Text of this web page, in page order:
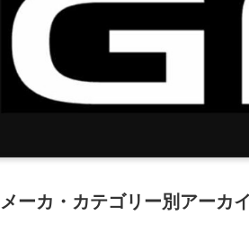
メーカ・カテゴリー別アーカ